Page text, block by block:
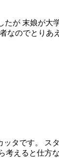
が 末娘が
のでとりあ
タです。
えると仕方な